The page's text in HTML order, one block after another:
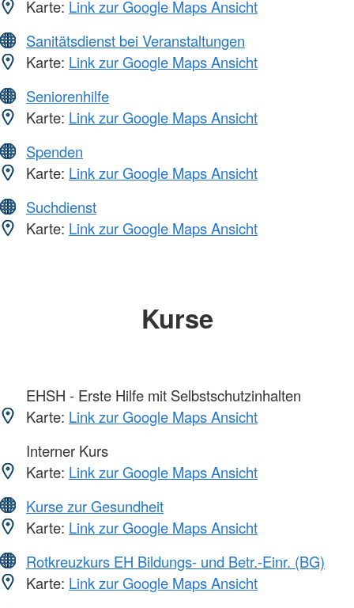
Karte: Link zur Google Maps Ansicht
Sanitätsdienst bei Veranstaltungen
Karte: Link zur Google Maps Ansicht
Seniorenhilfe
Karte: Link zur Google Maps Ansicht
Spenden
Karte: Link zur Google Maps Ansicht
Suchdienst
Karte: Link zur Google Maps Ansicht
Kurse
EHSH - Erste Hilfe mit Selbstschutzinhalten
Karte: Link zur Google Maps Ansicht
Interner Kurs
Karte: Link zur Google Maps Ansicht
Kurse zur Gesundheit
Karte: Link zur Google Maps Ansicht
Rotkreuzkurs EH Bildungs- und Betr.-Einr. (BG)
Karte: Link zur Google Maps Ansicht